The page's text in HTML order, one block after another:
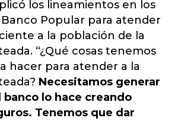
los lineamientos en los
Popular para atender
a la población de la
“¿Qué cosas tenemos
hacer para atender a la
Necesitamos generar
banco lo hace creando
Tenemos que dar